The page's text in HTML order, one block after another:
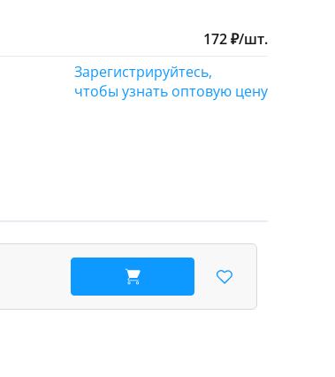
172₽/шт.
Зарегистрируйтесь,
чтобы узнать оптовую цену
В корзину